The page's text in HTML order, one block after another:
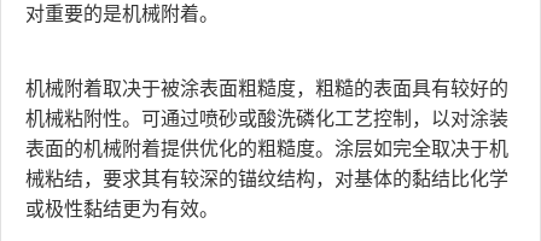
对重要的是机械附着。
机械附着取决于被涂表面粗糙度，粗糙的表面具有较好的
机械粘附性。可通过喷砂或酸洗磷化工艺控制，以对涂装
表面的机械附着提供优化的粗糙度。涂层如完全取决于机
械粘结，要求其有较深的锚纹结构，对基体的黏结比化学
或极性黏结更为有效。